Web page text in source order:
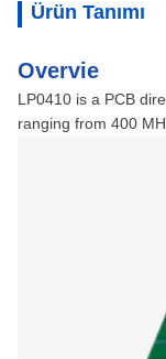
Ürün Tanımı
Overvie
LP0410 is a PCB
ranging from 400